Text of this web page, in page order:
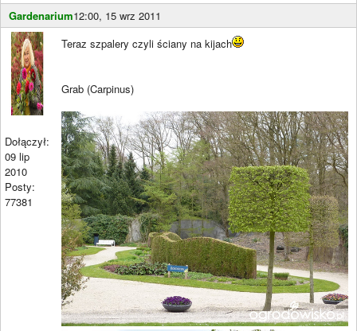
Gardenarium12:00, 15 wrz 2011
Dołączył:
09 lip
2010
Posty:
77381
Teraz szpalery czyli ściany na kijach
Grab (Carpinus)